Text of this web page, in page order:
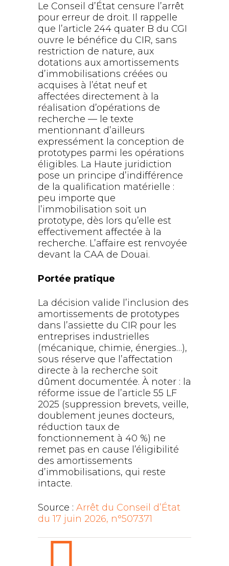
Le Conseil d’État censure l’arrêt
pour erreur de droit. Il rappelle
que l’article 244 quater B du CGI
ouvre le bénéfice du CIR, sans
restriction de nature, aux
dotations aux amortissements
d’immobilisations créées ou
acquises à l’état neuf et
affectées directement à la
réalisation d’opérations de
recherche — le texte
mentionnant d’ailleurs
expressément la conception de
prototypes parmi les opérations
éligibles. La Haute juridiction
pose un principe d’indifférence
de la qualification matérielle :
peu importe que
l’immobilisation soit un
prototype, dès lors qu’elle est
effectivement affectée à la
recherche. L’affaire est renvoyée
devant la CAA de Douai.
Portée pratique
La décision valide l’inclusion des
amortissements de prototypes
dans l’assiette du CIR pour les
entreprises industrielles
(mécanique, chimie, énergies…),
sous réserve que l’affectation
directe à la recherche soit
dûment documentée. À noter : la
réforme issue de l’article 55 LF
2025 (suppression brevets, veille,
doublement jeunes docteurs,
réduction taux de
fonctionnement à 40 %) ne
remet pas en cause l’éligibilité
des amortissements
d’immobilisations, qui reste
intacte.
Source : Arrêt du Conseil d’État
du 17 juin 2026, n°507371